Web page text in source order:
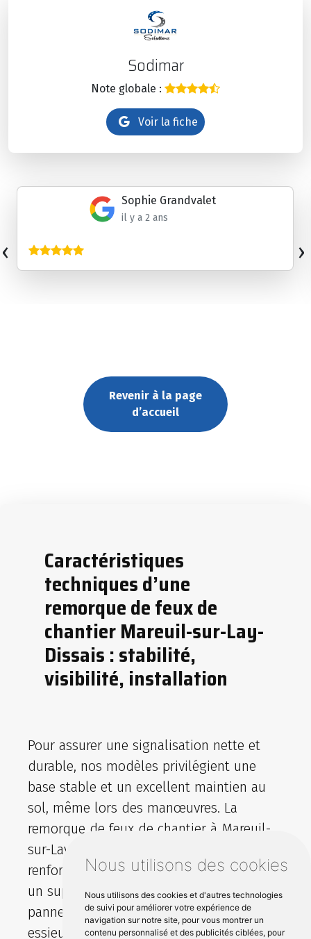
Nous utilisons des cookies
Nous utilisons des cookies et d'autres technologies
de suivi pour améliorer votre expérience de
navigation sur notre site, pour vous montrer un
contenu personnalisé et des publicités ciblées, pour
Sodimar
Note globale :
Voir la fiche
Sophie Grandvalet
il y a 2 ans
‹ ›
Revenir à la page
d’accueil
Caractéristiques
techniques d’une
remorque de feux de
chantier Mareuil-sur-Lay-
Dissais : stabilité,
visibilité, installation
Pour assurer une signalisation nette et
durable, nos modèles privilégient une
base stable et un excellent maintien au
sol, même lors des manœuvres. La
remorque de feux de chantier à Mareuil-
sur-Lay-Dissais offre une visibilité
renforcée grâce à des feux performants et
un support conçu pour garder les
panneaux bien lisibles. Le timon et l
essieu facilitent la mise en place et le